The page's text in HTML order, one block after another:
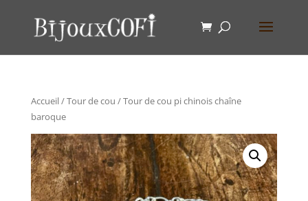
Accueil/Tour de cou / Tour de cou pi chinois chaîne
baroque